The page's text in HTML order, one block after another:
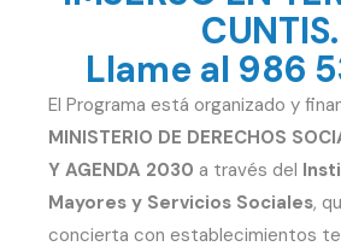
CUNTIS.
Llame al 986
El Programa está organizado y
MINISTERIO DE DERECHOS
Y AGENDA 2030 a través del
Mayores y Servicios Sociales,
concierta con establecimientos